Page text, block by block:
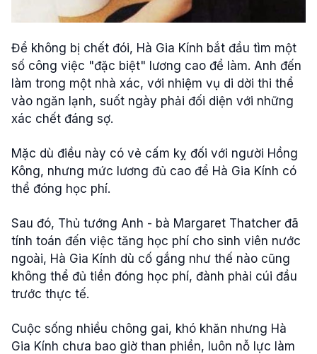
Để không bị chết đói, Hà Gia Kính bắt đầu tìm một
số công việc "đặc biệt" lương cao để làm. Anh đến
làm trong một nhà xác, với nhiệm vụ di dời thi thể
vào ngăn lạnh, suốt ngày phải đối diện với những
xác chết đáng sợ.
Mặc dù điều này có vẻ cấm kỵ đối với người Hồng
Kông, nhưng mức lương đủ cao để Hà Gia Kính có
thể đóng học phí.
Sau đó, Thủ tướng Anh - bà Margaret Thatcher đã
tính toán đến việc tăng học phí cho sinh viên nước
ngoài, Hà Gia Kính dù cố gắng như thế nào cũng
không thể đủ tiền đóng học phí, đành phải cúi đầu
trước thực tế.
Cuộc sống nhiều chông gai, khó khăn nhưng Hà
Gia Kính chưa bao giờ than phiền, luôn nỗ lực làm